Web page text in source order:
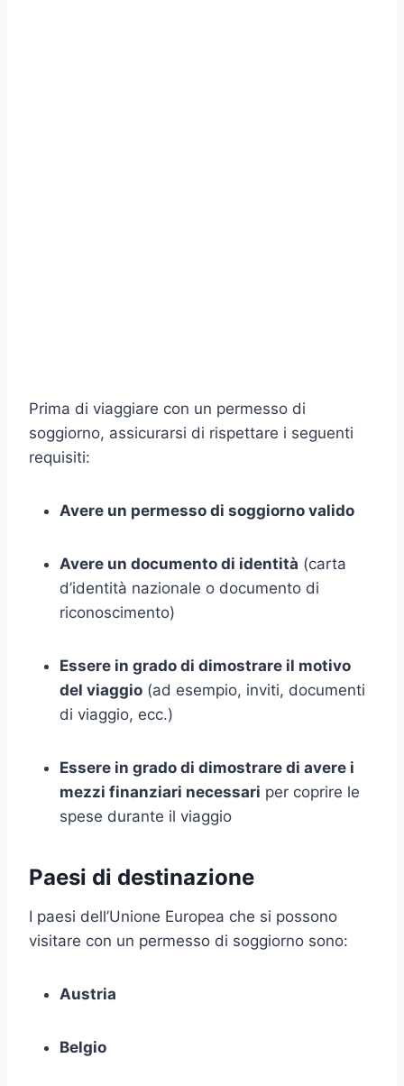
Prima di viaggiare con un permesso di
soggiorno, assicurarsi di rispettare i seguenti
requisiti:
Avere un permesso di soggiorno valido
Avere un documento di identità (carta
d’identità nazionale o documento di
riconoscimento)
Essere in grado di dimostrare il motivo
del viaggio (ad esempio, inviti, documenti
di viaggio, ecc.)
Essere in grado di dimostrare di avere i
mezzi finanziari necessari per coprire le
spese durante il viaggio
Paesi di destinazione
I paesi dell’Unione Europea che si possono
visitare con un permesso di soggiorno sono:
Austria
Belgio